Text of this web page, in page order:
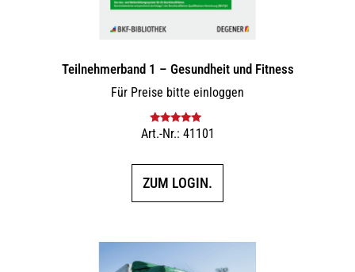
Teilnehmerband 1 – Gesundheit und Fitness
Für Preise bitte einloggen
Bewertet mit
Art.-Nr.: 41101
ZUM LOGIN.